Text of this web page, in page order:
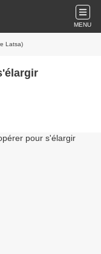
MENU
Latsa)